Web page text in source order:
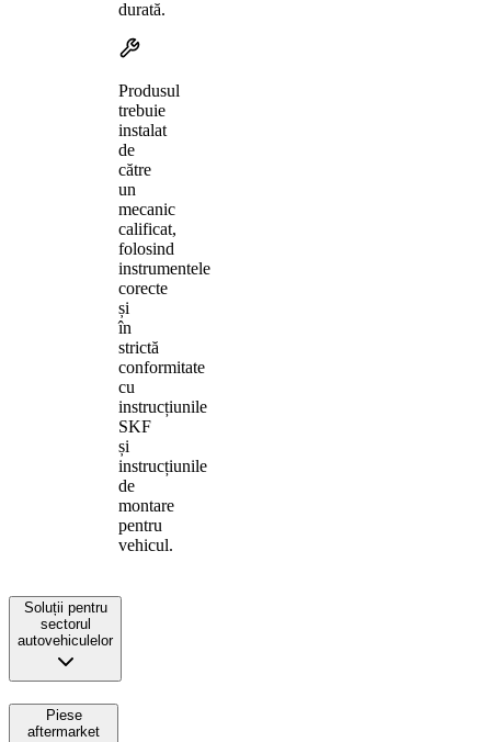
durată.
Produsul
trebuie
instalat
de
către
un
mecanic
calificat,
folosind
instrumentele
corecte
și
în
strictă
conformitate
cu
instrucțiunile
SKF
și
instrucțiunile
de
montare
pentru
vehicul.
Soluții pentru
sectorul
autovehiculelor
Piese
aftermarket